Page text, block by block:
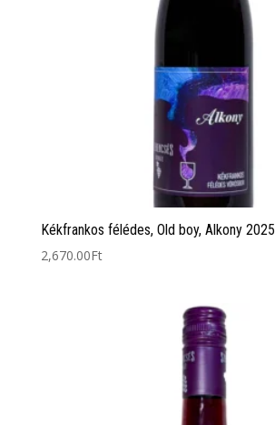
Kékfrankos félédes, Old boy, Alkony 2025
2,670.00Ft